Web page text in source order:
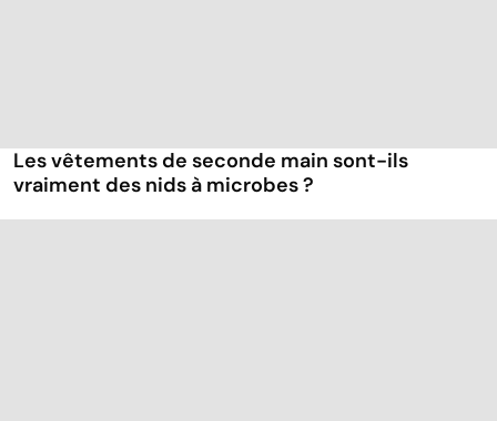
Les vêtements de seconde main sont-ils
vraiment des nids à microbes ?